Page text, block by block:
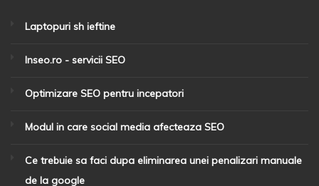
Laptopuri sh ieftine
Inseo.ro - servicii SEO
Optimizare SEO pentru incepatori
Modul in care social media afecteaza SEO
Ce trebuie sa faci dupa eliminarea unei penalizari manuale
de la google